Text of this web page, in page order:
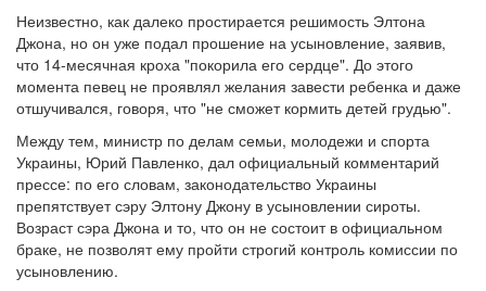
Неизвестно, как далеко простирается решимость Элтона
Джона, но он уже подал прошение на усыновление, заявив,
что 14-месячная кроха "покорила его сердце". До этого
момента певец не проявлял желания завести ребенка и даже
отшучивался, говоря, что "не сможет кормить детей грудью".
Между тем, министр по делам семьи, молодежи и спорта
Украины, Юрий Павленко, дал официальный комментарий
прессе: по его словам, законодательство Украины
препятствует сэру Элтону Джону в усыновлении сироты.
Возраст сэра Джона и то, что он не состоит в официальном
браке, не позволят ему пройти строгий контроль комиссии по
усыновлению.